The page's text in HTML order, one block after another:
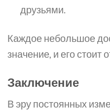
друзьями.
Каждое небольшое
значение, и его стоит
Заключение
В эру постоянных